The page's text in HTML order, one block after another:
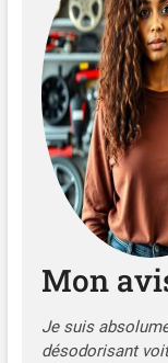
Mon
Je suis
désodorisant